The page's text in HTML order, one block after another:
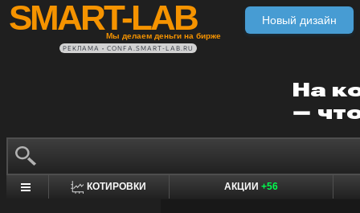
SMART-LAB
Мы делаем деньги на бирже
Новый дизайн
РЕКЛАМА • CONFA.SMART-LAB.RU
КОТИРОВКИ АКЦИИ +56